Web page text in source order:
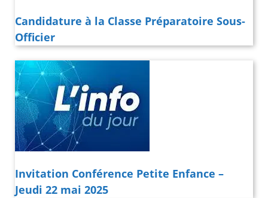
Candidature à la Classe Préparatoire Sous-
Officier
Invitation Conférence Petite Enfance –
Jeudi 22 mai 2025